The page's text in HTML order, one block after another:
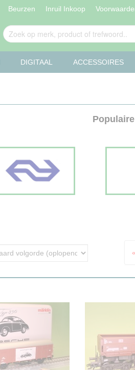
Beurzen Inruil Inkoop
DIGITAAL ACCESSOIRES
«